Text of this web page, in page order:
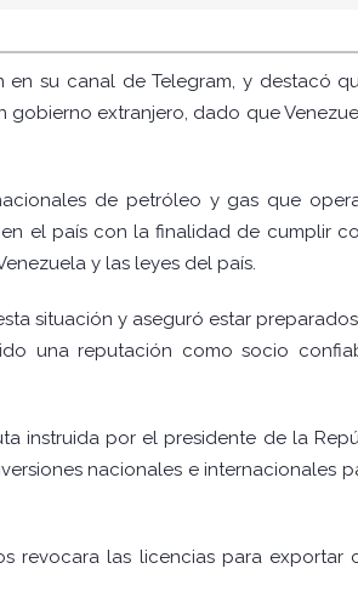
en su canal de Telegram, y destacó
gobierno extranjero, dado que
de petróleo y gas que
el país con la finalidad de cumplir
y las leyes del país.
situación y aseguró estar
una reputación como socio
instruida por el presidente de la
nacionales e internacionales
revocara las licencias para exportar